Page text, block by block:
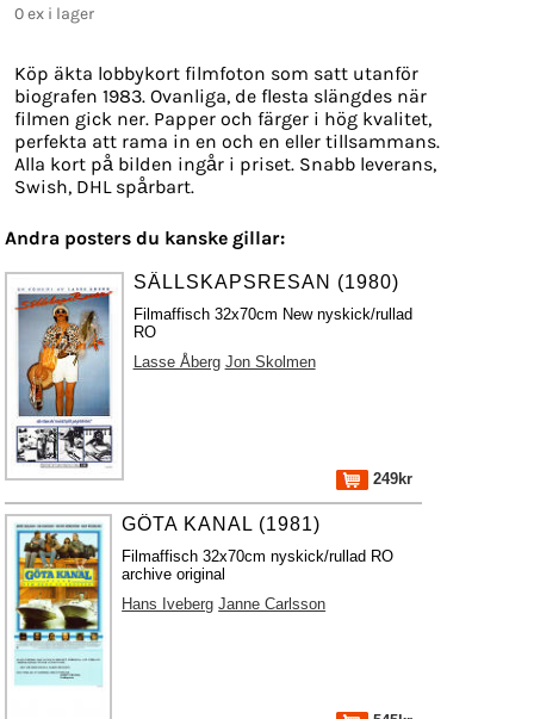
0 ex i lager
Köp äkta lobbykort filmfoton som satt utanför
biografen 1983. Ovanliga, de flesta slängdes när
filmen gick ner. Papper och färger i hög kvalitet,
perfekta att rama in en och en eller tillsammans.
Alla kort på bilden ingår i priset. Snabb leverans,
Swish, DHL spårbart.
Andra posters du kanske gillar:
SÄLLSKAPSRESAN (1980)
Filmaffisch 32x70cm New nyskick/rullad
RO
Lasse Åberg Jon Skolmen
249kr
GÖTA KANAL (1981)
Filmaffisch 32x70cm nyskick/rullad RO
archive original
Hans Iveberg Janne Carlsson